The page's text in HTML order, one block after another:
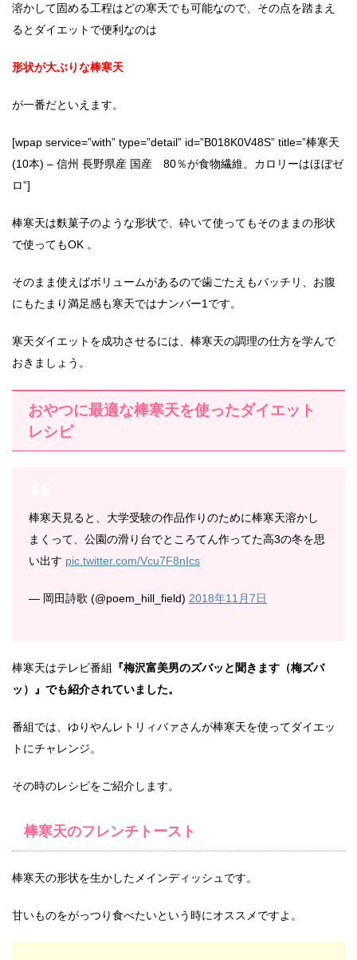
溶かして固める工程はどの寒天でも可能なので、その点を踏まえ
るとダイエットで便利なのは
形状が大ぶりな棒寒天
が一番だといえます。
[wpap service=”with” type=”detail” id=”B018K0V48S” title=”棒寒天
(10本) – 信州 長野県産 国産 80％が食物繊維。カロリーはほぼゼ
ロ”]
棒寒天は麩菓子のような形状で、砕いて使ってもそのままの形状
で使ってもOK 。
そのまま使えばボリュームがあるので歯ごたえもバッチリ、お腹
にもたまり満足感も寒天ではナンバー1です。
寒天ダイエットを成功させるには、棒寒天の調理の仕方を学んで
おきましょう。
おやつに最適な棒寒天を使ったダイエット
レシピ
棒寒天見ると、大学受験の作品作りのために棒寒天溶かし
まくって、公園の滑り台でところてん作ってた高3の冬を思
い出す pic.twitter.com/Vcu7F8nIcs
— 岡田詩歌 (@poem_hill_field) 2018年11月7日
棒寒天はテレビ番組
『梅沢富美男のズバッと聞きます（梅ズバ
ッ）』でも紹介されていました。
番組では、ゆりやんレトリィバァさんが棒寒天を使ってダイエッ
トにチャレンジ。
その時のレシピをご紹介します。
棒寒天のフレンチトースト
棒寒天の形状を生かしたメインディッシュです。
甘いものをがっつり食べたいという時にオススメですよ。